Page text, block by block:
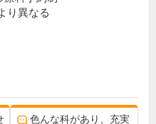
り異なる
色んな科があり、充実